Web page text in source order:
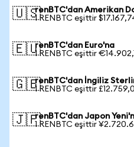
🇺🇸renBTC'dan Amerikan
1 RENBTC eşittir
🇪🇺renBTC'dan Euro'na
1 RENBTC eşittir
🇬🇧renBTC'dan İngiliz
1 RENBTC eşittir
🇯🇵renBTC'dan Japon
1 RENBTC eşittir